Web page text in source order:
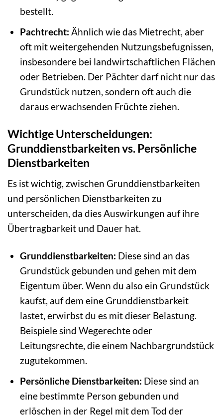
bestellt.
Pachtrecht: Ähnlich wie das Mietrecht, aber
oft mit weitergehenden Nutzungsbefugnissen,
insbesondere bei landwirtschaftlichen Flächen
oder Betrieben. Der Pächter darf nicht nur das
Grundstück nutzen, sondern oft auch die
daraus erwachsenden Früchte ziehen.
Wichtige Unterscheidungen:
Grunddienstbarkeiten vs. Persönliche
Dienstbarkeiten
Es ist wichtig, zwischen Grunddienstbarkeiten
und persönlichen Dienstbarkeiten zu
unterscheiden, da dies Auswirkungen auf ihre
Übertragbarkeit und Dauer hat.
Grunddienstbarkeiten: Diese sind an das
Grundstück gebunden und gehen mit dem
Eigentum über. Wenn du also ein Grundstück
kaufst, auf dem eine Grunddienstbarkeit
lastet, erwirbst du es mit dieser Belastung.
Beispiele sind Wegerechte oder
Leitungsrechte, die einem Nachbargrundstück
zugutekommen.
Persönliche Dienstbarkeiten: Diese sind an
eine bestimmte Person gebunden und
erlöschen in der Regel mit dem Tod der